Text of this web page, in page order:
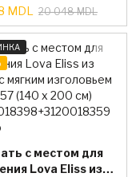
MDL 20 048 MDL
с местом для
Lova Eliss из